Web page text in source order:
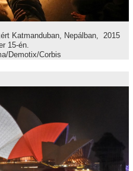
Katmanduban, Nepálban, 2015
15-én.
Demotix/Corbis